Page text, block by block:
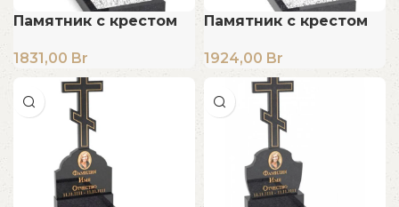
Памятник с крестом
1831,00 Br
Памятник с крестом
1924,00 Br